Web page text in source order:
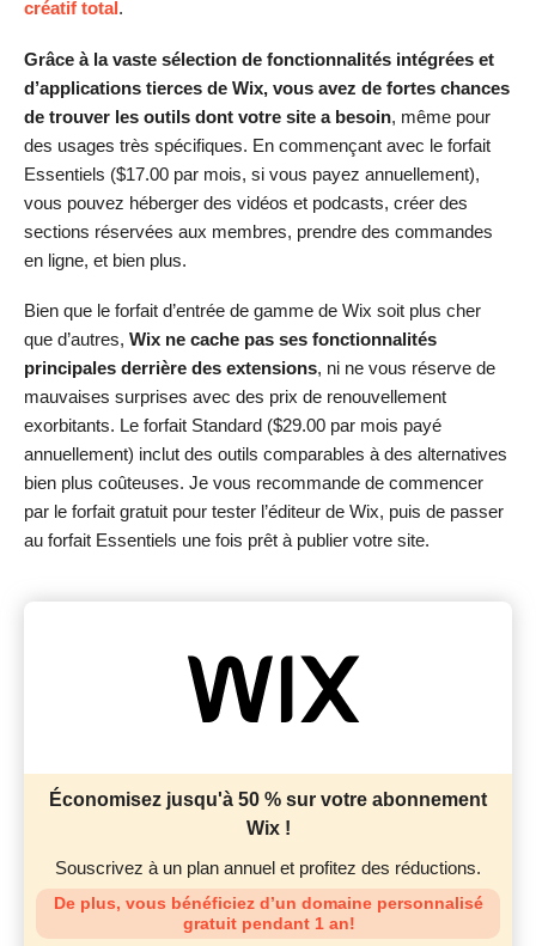
créatif total.
Grâce à la vaste sélection de fonctionnalités intégrées et
d’applications tierces de Wix, vous avez de fortes chances
de trouver les outils dont votre site a besoin, même pour
des usages très spécifiques. En commençant avec le forfait
Essentiels ($17.00 par mois, si vous payez annuellement),
vous pouvez héberger des vidéos et podcasts, créer des
sections réservées aux membres, prendre des commandes
en ligne, et bien plus.
Bien que le forfait d’entrée de gamme de Wix soit plus cher
que d’autres, Wix ne cache pas ses fonctionnalités
principales derrière des extensions, ni ne vous réserve de
mauvaises surprises avec des prix de renouvellement
exorbitants. Le forfait Standard ($29.00 par mois payé
annuellement) inclut des outils comparables à des alternatives
bien plus coûteuses. Je vous recommande de commencer
par le forfait gratuit pour tester l’éditeur de Wix, puis de passer
au forfait Essentiels une fois prêt à publier votre site.
Économisez jusqu'à 50 % sur votre abonnement
Wix !
Souscrivez à un plan annuel et profitez des réductions.
De plus, vous bénéficiez d’un domaine personnalisé
gratuit pendant 1 an!